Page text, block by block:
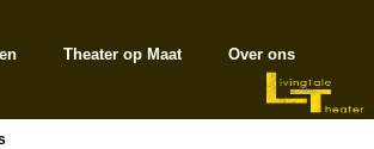
Theater op Maat Over ons